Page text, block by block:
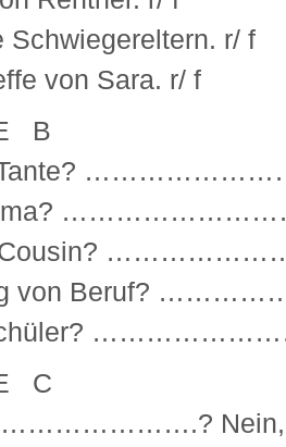
Schwiegereltern. r/ f
von Sara. r/ f
B
Tante?
Oma?
Cousin?
von Beruf?
Schüler?
C
Nein, er